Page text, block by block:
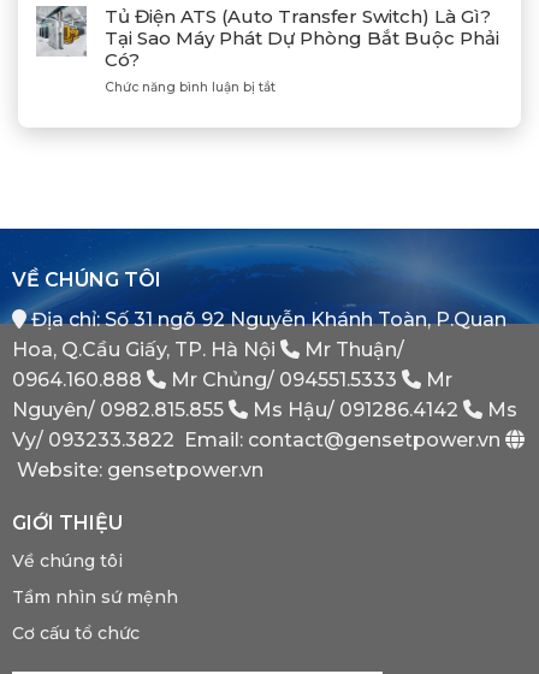
Mitsubishi
Heavy
Industries
Khẳng
Vị
Minh
Phát
Điện
Bị
Dầu
Bộ
Máy
Điện
Tủ Điện ATS (Auto Transfer Switch) Là Gì?
Tại Sao Máy Phát Dự Phòng Bắt Buộc Phải
Có?
Chức năng bình luận bị tắtở
Sao
Phát
Phòng
Bắt
Phải
Có?
VỀ CHÚNG TÔI
Địa chỉ: Số 31 ngõ 92 Nguyễn Khánh Toàn, P.Quan
Hoa, Q.Cầu Giấy, TP. Hà Nội
Mr Thuận/
0964.160.888
Mr Chủng/ 094551.5333
Mr
Nguyên/ 0982.815.855 Ms Hậu/ 091286.4142
Ms
Vy/ 093233.3822 Email: contact@gensetpower.vn
Website: gensetpower.vn
GIỚI THIỆU
Về chúng tôi
Tầm nhìn sứ mệnh
Cơ cấu tổ chức